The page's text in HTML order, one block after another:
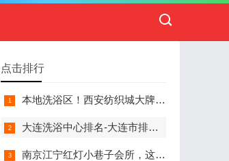
点击排行
本地洗浴区！西安纺织城大牌精英男子会馆.让你不负此行（新项目)）
大连洗浴中心排名-大连市排名前十的洗浴中心盘点
南京江宁红灯小巷子会所，这里您来了就不想走